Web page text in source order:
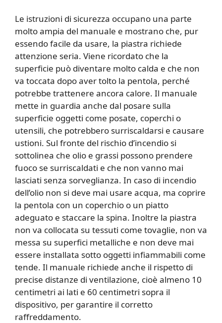
Le istruzioni di sicurezza occupano una parte
molto ampia del manuale e mostrano che, pur
essendo facile da usare, la piastra richiede
attenzione seria. Viene ricordato che la
superficie può diventare molto calda e che non
va toccata dopo aver tolto la pentola, perché
potrebbe trattenere ancora calore. Il manuale
mette in guardia anche dal posare sulla
superficie oggetti come posate, coperchi o
utensili, che potrebbero surriscaldarsi e causare
ustioni. Sul fronte del rischio d’incendio si
sottolinea che olio e grassi possono prendere
fuoco se surriscaldati e che non vanno mai
lasciati senza sorveglianza. In caso di incendio
dell’olio non si deve mai usare acqua, ma coprire
la pentola con un coperchio o un piatto
adeguato e staccare la spina. Inoltre la piastra
non va collocata su tessuti come tovaglie, non va
messa su superfici metalliche e non deve mai
essere installata sotto oggetti infiammabili come
tende. Il manuale richiede anche il rispetto di
precise distanze di ventilazione, cioè almeno 10
centimetri ai lati e 60 centimetri sopra il
dispositivo, per garantire il corretto
raffreddamento.